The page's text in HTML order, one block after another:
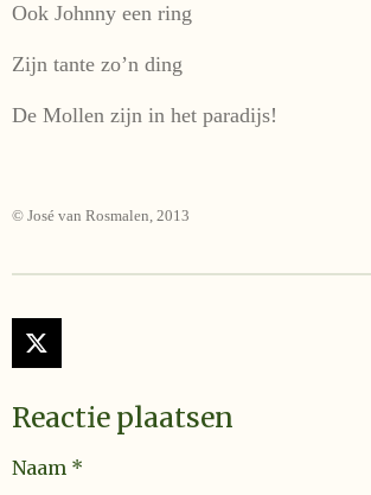
Ook Johnny een ring
Zijn tante zo’n ding
De Mollen zijn in het paradijs!
© José van Rosmalen, 2013
X
Reactie plaatsen
Naam *